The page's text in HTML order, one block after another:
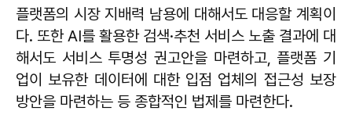
플랫폼의 시장 지배력 남용에 대해서도 대응할 계획이
다. 또한 AI를 활용한 검색·추천 서비스 노출 결과에 대
해서도 서비스 투명성 권고안을 마련하고, 플랫폼 기
업이 보유한 데이터에 대한 입점 업체의 접근성 보장
방안을 마련하는 등 종합적인 법제를 마련한다.